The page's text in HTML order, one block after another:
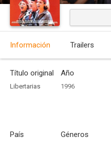
Información Trailers
Título original
Libertarias
Año
1996
País Géneros